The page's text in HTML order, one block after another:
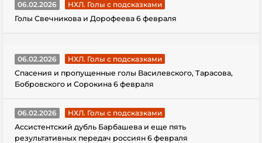
06.02.2026
НХЛ. Голы с подсказками
Голы Свечникова и Дорофеева 6 февраля
06.02.2026
НХЛ. Голы с подсказками
Спасения и пропущенные голы Василевского, Тарасова,
Бобровского и Сорокина 6 февраля
06.02.2026
НХЛ. Голы с подсказками
Ассистентский дубль Барбашева и еще пять
результативных передач россиян 6 февраля